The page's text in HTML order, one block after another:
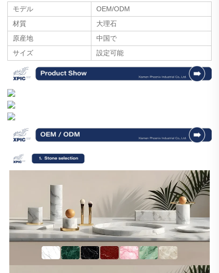
モデル
OEM/ODM
材質
大理石
原産地
中国で
サイズ
設定可能